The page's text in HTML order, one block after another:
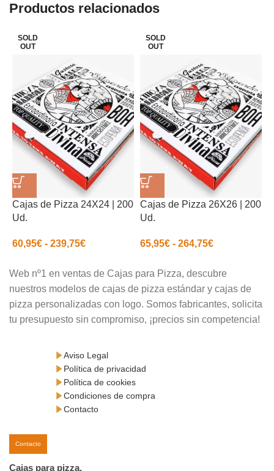
Productos relacionados
SOLD
OUT
Cajas de Pizza 24X24 | 200
Ud.
60,95€ - 239,75€
SOLD
OUT
Cajas de Pizza 26X26 | 200
Ud.
65,95€ - 264,75€
Web nº1 en ventas de Cajas para Pizza, descubre
nuestros modelos de cajas de pizza estándar y cajas de
pizza personalizadas con logo. Somos fabricantes, solicita
tu presupuesto sin compromiso, ¡precios sin competencia!
Aviso Legal
Política de privacidad
Política de cookies
Condiciones de compra
Contacto
Contacto
Cajas para pizza.